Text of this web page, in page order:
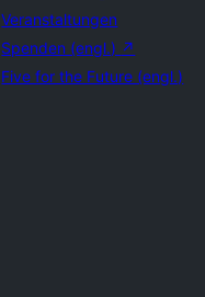
Veranstaltungen
Spenden (engl.) ↗
Five for the Future (engl.)